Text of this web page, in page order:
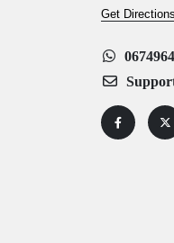
Get Directions